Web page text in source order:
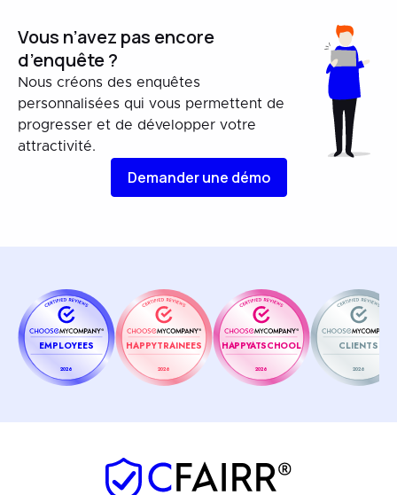
Vous n’avez pas encore
d’enquête ?
Nous créons des enquêtes
personnalisées qui vous permettent de
progresser et de développer votre
attractivité.
Demander une démo
EMPLOYEES
2026
HAPPYTRAINEES
2026
HAPPYATSCHOOL
2026
CLIENTS
2026